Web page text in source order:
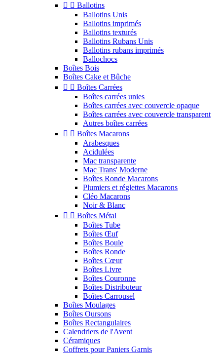
  Ballotins
Ballotins Unis
Ballotins imprimés
Ballotins texturés
Ballotins Rubans Unis
Ballotins rubans imprimés
Ballochocs
Boîtes Bois
Boîtes Cake et Bûche
  Boîtes Carrées
Boîtes carrées unies
Boîtes carrées avec couvercle opaque
Boîtes carrées avec couvercle transparent
Autres boîtes carrées
  Boîtes Macarons
Arabesques
Acidulées
Mac transparente
Mac Trans' Moderne
Boîtes Ronde Macarons
Plumiers et réglettes Macarons
Cléo Macarons
Noir & Blanc
  Boîtes Métal
Boîtes Tube
Boîtes Œuf
Boîtes Boule
Boîtes Ronde
Boîtes Cœur
Boîtes Livre
Boîtes Couronne
Boîtes Distributeur
Boîtes Carrousel
Boîtes Moulages
Boîtes Oursons
Boîtes Rectangulaires
Calendriers de l'Avent
Céramiques
Coffrets pour Paniers Garnis